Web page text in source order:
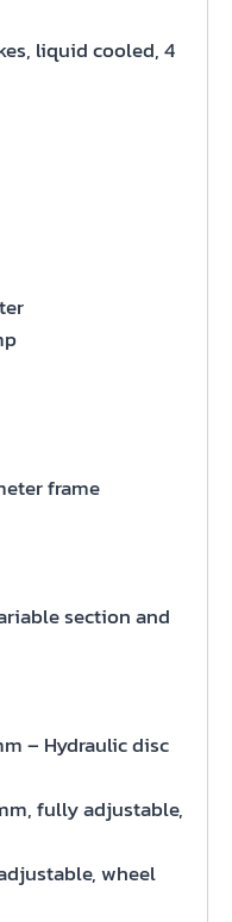
liquid cooled, 4
frame
section and
– Hydraulic disc
fully adjustable,
wheel